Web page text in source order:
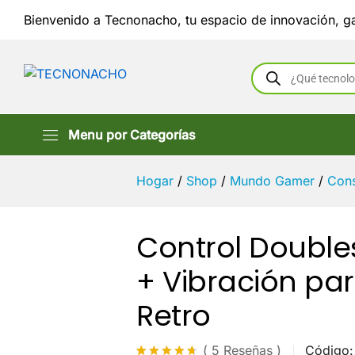
Bienvenido a Tecnonacho, tu espacio de innovación,
Búsqueda
de
productos
Menu por Categorías
Hogar / Shop / Mundo Gamer /
Control
+ Vibración
Retro
( 5 Reseñas ) Código:
Control
para PS2